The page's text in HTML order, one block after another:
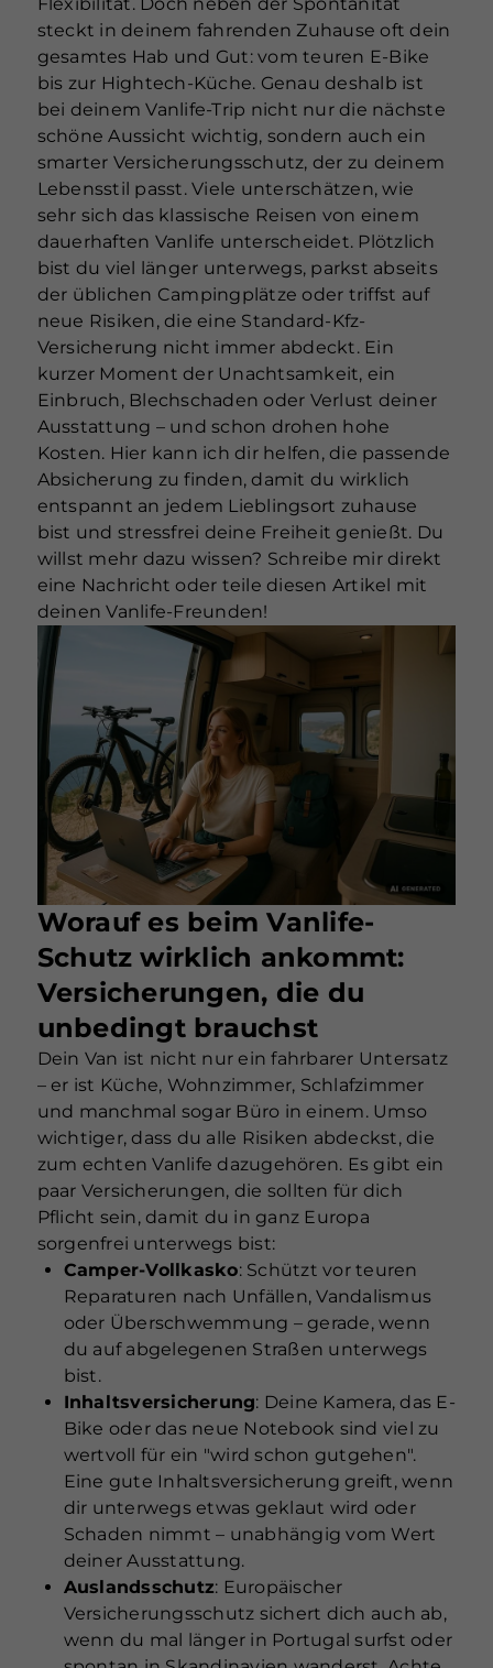
steckt in deinem fahrenden Zuhause oft dein
gesamtes Hab und Gut: vom teuren E-Bike
bis zur Hightech-Küche. Genau deshalb ist
bei deinem Vanlife-Trip nicht nur die nächste
schöne Aussicht wichtig, sondern auch ein
smarter Versicherungsschutz, der zu deinem
Lebensstil passt. Viele unterschätzen, wie
sehr sich das klassische Reisen von einem
dauerhaften Vanlife unterscheidet. Plötzlich
bist du viel länger unterwegs, parkst abseits
der üblichen Campingplätze oder triffst auf
neue Risiken, die eine Standard-Kfz-
Versicherung nicht immer abdeckt. Ein
kurzer Moment der Unachtsamkeit, ein
Einbruch, Blechschaden oder Verlust deiner
Ausstattung – und schon drohen hohe
Kosten. Hier kann ich dir helfen, die passende
Absicherung zu finden, damit du wirklich
entspannt an jedem Lieblingsort zuhause
bist und stressfrei deine Freiheit genießt. Du
willst mehr dazu wissen? Schreibe mir direkt
eine Nachricht oder teile diesen Artikel mit
deinen Vanlife-Freunden!
Worauf es beim Vanlife-
Schutz wirklich ankommt:
Versicherungen, die du
unbedingt brauchst
Dein Van ist nicht nur ein fahrbarer Untersatz
– er ist Küche, Wohnzimmer, Schlafzimmer
und manchmal sogar Büro in einem. Umso
wichtiger, dass du alle Risiken abdeckst, die
zum echten Vanlife dazugehören. Es gibt ein
paar Versicherungen, die sollten für dich
Pflicht sein, damit du in ganz Europa
sorgenfrei unterwegs bist:
Camper-Vollkasko: Schützt vor teuren
Reparaturen nach Unfällen, Vandalismus
oder Überschwemmung – gerade, wenn
du auf abgelegenen Straßen unterwegs
bist.
Inhaltsversicherung: Deine Kamera, das E-
Bike oder das neue Notebook sind viel zu
wertvoll für ein "wird schon gutgehen".
Eine gute Inhaltsversicherung greift, wenn
dir unterwegs etwas geklaut wird oder
Schaden nimmt – unabhängig vom Wert
deiner Ausstattung.
Auslandsschutz: Europäischer
Versicherungsschutz sichert dich auch ab,
wenn du mal länger in Portugal surfst oder